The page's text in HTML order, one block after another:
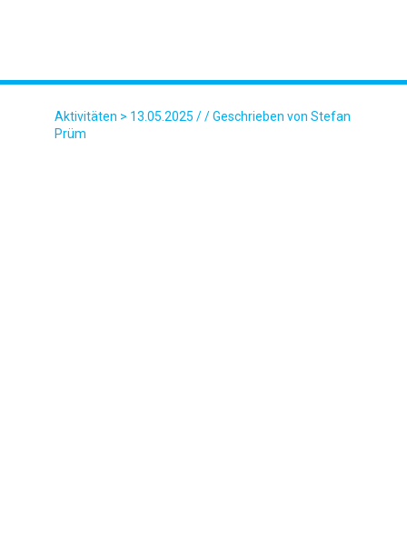
Aktivitäten > 13.05.2025 / / Geschrieben von Stefan
Prüm